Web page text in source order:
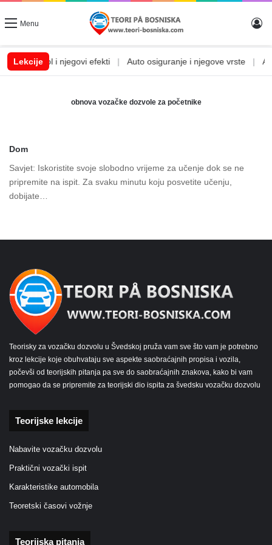
Menu
Lekcije
Alkohol i njegovi efekti Auto osiguranje i njegove vrste
obnova vozačke dozvole za početnike
Dom
Savjet: Iskoristite svoje slobodno vrijeme za učenje dok se ne
pripremite na ispit. Za svaku minutu koju posvetite učenju,
dobijate…
Teorisky za vozačku dozvolu u Švedskoj pruža vam sve što vam je potrebno
kroz lekcije koje obuhvataju sve aspekte saobraćajnih propisa i vozila,
počevši od teorijskih pitanja pa sve do saobraćajnih znakova, kako bi vam
pomogao da se pripremite za teorijski dio ispita za švedsku vozačku dozvolu
Teorijske lekcije
Nabavite vozačku dozvolu
Praktični vozački ispit
Karakteristike automobila
Teoretski časovi vožnje
Teorijska pitanja